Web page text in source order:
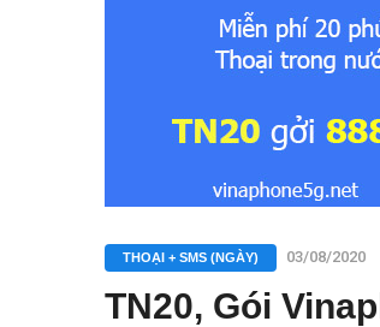
THOẠI + SMS (NGÀY) 03/08/2020
TN20, Gói